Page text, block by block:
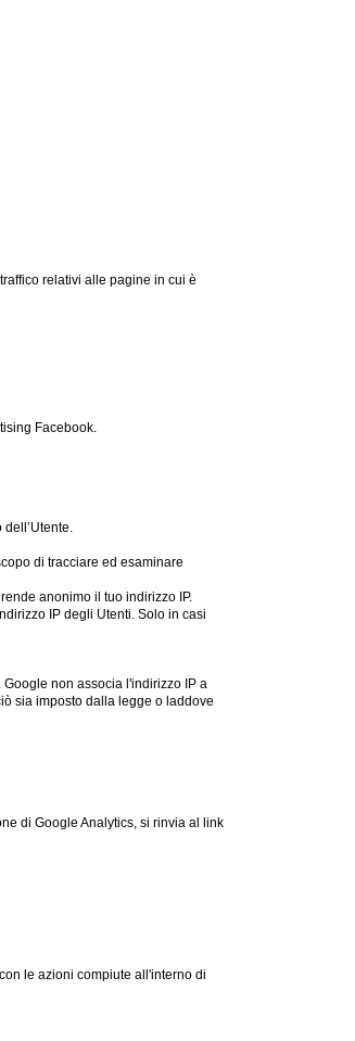
relativi alle pagine in cui è
Facebook.
di tracciare ed esaminare
anonimo il tuo indirizzo IP.
IP degli Utenti. Solo in casi
non associa l'indirizzo IP a
sia imposto dalla legge o laddove
di Google Analytics, si rinvia al link
le azioni compiute all'interno di